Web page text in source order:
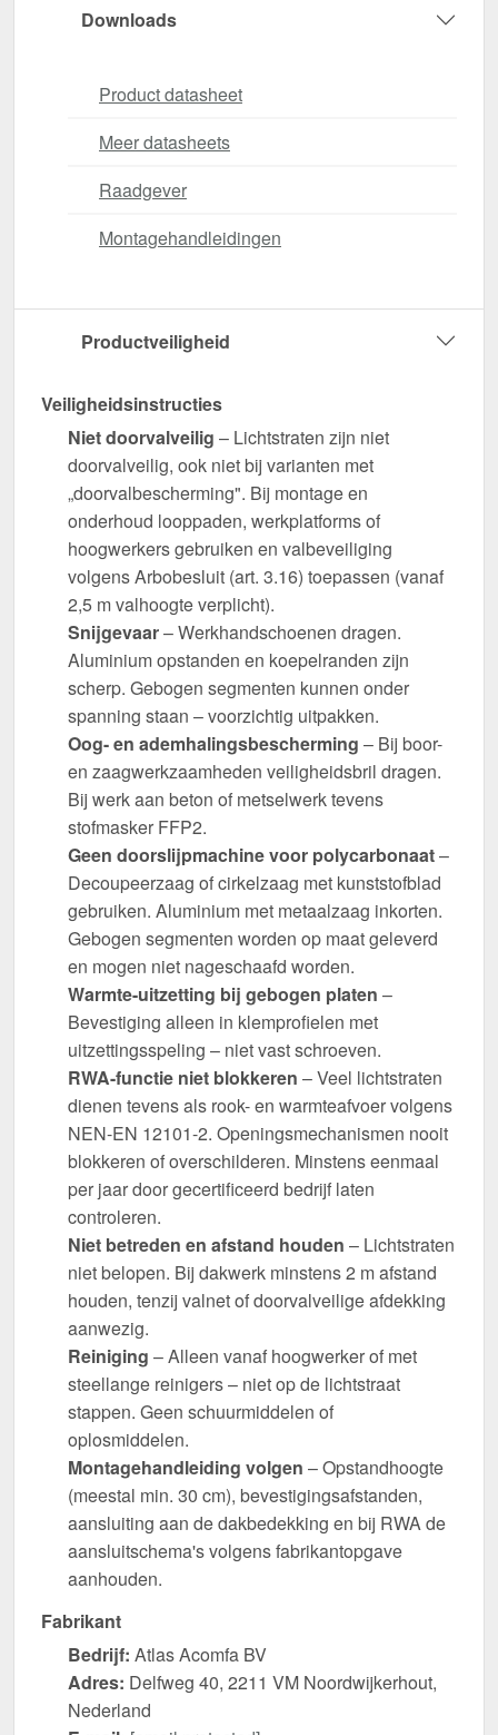
Downloads
Product datasheet
Meer datasheets
Raadgever
Montagehandleidingen
Productveiligheid
Veiligheidsinstructies
Niet doorvalveilig – Lichtstraten zijn niet
doorvalveilig, ook niet bij varianten met
„doorvalbescherming". Bij montage en
onderhoud looppaden, werkplatforms of
hoogwerkers gebruiken en valbeveiliging
volgens Arbobesluit (art. 3.16) toepassen (vanaf
2,5 m valhoogte verplicht).
Snijgevaar– Werkhandschoenen dragen.
Aluminium opstanden en koepelranden zijn
scherp. Gebogen segmenten kunnen onder
spanning staan – voorzichtig uitpakken.
Oog- en ademhalingsbescherming – Bij boor-
en zaagwerkzaamheden veiligheidsbril dragen.
Bij werk aan beton of metselwerk tevens
stofmasker FFP2.
Geen doorslijpmachine voor polycarbonaat–
Decoupeerzaag of cirkelzaag met kunststofblad
gebruiken. Aluminium met metaalzaag inkorten.
Gebogen segmenten worden op maat geleverd
en mogen niet nageschaafd worden.
Warmte-uitzetting bij gebogen platen –
Bevestiging alleen in klemprofielen met
uitzettingsspeling – niet vast schroeven.
RWA-functie niet blokkeren – Veel lichtstraten
dienen tevens als rook- en warmteafvoer volgens
NEN-EN 12101-2. Openingsmechanismen nooit
blokkeren of overschilderen. Minstens eenmaal
per jaar door gecertificeerd bedrijf laten
controleren.
Niet betreden en afstand houden – Lichtstraten
niet belopen. Bij dakwerk minstens 2 m afstand
houden, tenzij valnet of doorvalveilige afdekking
aanwezig.
Reiniging – Alleen vanaf hoogwerker of met
steellange reinigers – niet op de lichtstraat
stappen. Geen schuurmiddelen of
oplosmiddelen.
Montagehandleiding volgen – Opstandhoogte
(meestal min. 30 cm), bevestigingsafstanden,
aansluiting aan de dakbedekking en bij RWA de
aansluitschema's volgens fabrikantopgave
aanhouden.
Fabrikant
Bedrijf: Atlas Acomfa BV
Adres: Delfweg 40, 2211 VM Noordwijkerhout,
Nederland